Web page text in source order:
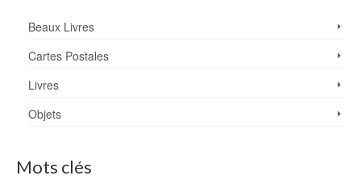
Beaux Livres
Cartes Postales
Livres
Objets
Mots clés